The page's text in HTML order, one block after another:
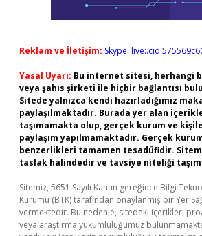
Reklam ve İletişim: Skype:
Yasal Uyarı: Bu internet sitesi, herhangi
veya şahıs şirketi ile hiçbir bağlantısı
Sitede yalnızca kendi hazırladığımız
paylaşılmaktadır. Burada yer alan
taşımamakta olup, gerçek kurum ve
paylaşım yapılmamaktadır. Gerçek
benzerlikleri tamamen tesadüfidir.
taslak halindedir ve tavsiye niteliği
Sitemiz, 5651 Sayılı Kanun gereğince Bilgi
Kurumu (BTK) tarafından onaylanmış bir Yer
vermektedir. Bu nedenle, sitedeki içerikleri
veya araştırma yükümlülüğümüz